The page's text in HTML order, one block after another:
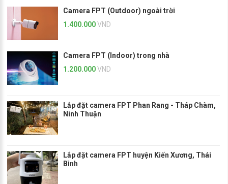
Camera FPT (Outdoor) ngoài trời
1.400.000VND
Camera FPT (Indoor) trong nhà
1.200.000VND
Lắp đặt camera FPT Phan Rang - Tháp Chàm,
Ninh Thuận
Lắp đặt camera FPT huyện Kiến Xương, Thái
Bình